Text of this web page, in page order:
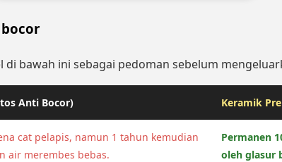
bawah ini sebagai pedoman sebelum
Anti Bocor) Keramik
cat pelapis, namun 1 tahun kemudian
air merembes bebas.
Permanen
oleh glasur